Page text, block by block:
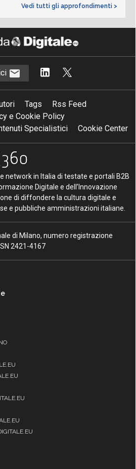
Vedi tutti gli approfondimenti >
Tags
Rss Feed
e Cookie Policy
Specialistici
Cookie Center
network in Italia di testate e portali B2B
Digitale e dell’Innovazione
di diffondere la cultura digitale e
e pubbliche amministrazioni italiane.
di Milano, numero registrazione
2421-4167